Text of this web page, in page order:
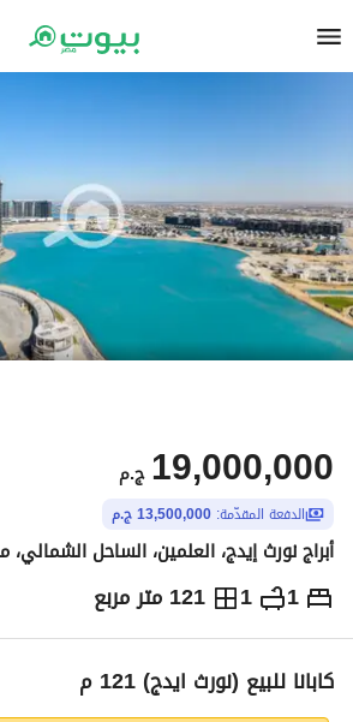
ج.م 19,000,000
الدفعة المقدّمة: 13,500,000 ج.م
أبراج نورث إيدج، العلمين، الساحل
1
1 121 متر مربع ج.م19,000,000
الاماكن القريبة
كابانا للبيع (نورث ايدج) 121 م